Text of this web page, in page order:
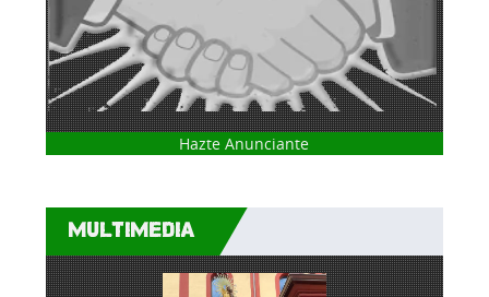
Hazte Anunciante
MULTIMEDIA